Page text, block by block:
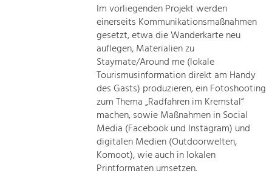
Im vorliegenden Projekt werden
einerseits Kommunikationsmaßnahmen
gesetzt, etwa die Wanderkarte neu
auflegen, Materialien zu
Staymate/Around me (lokale
Tourismusinformation direkt am Handy
des Gasts) produzieren, ein Fotoshooting
zum Thema „Radfahren im Kremstal“
machen, sowie Maßnahmen in Social
Media (Facebook und Instagram) und
digitalen Medien (Outdoorwelten,
Komoot), wie auch in lokalen
Printformaten umsetzen.